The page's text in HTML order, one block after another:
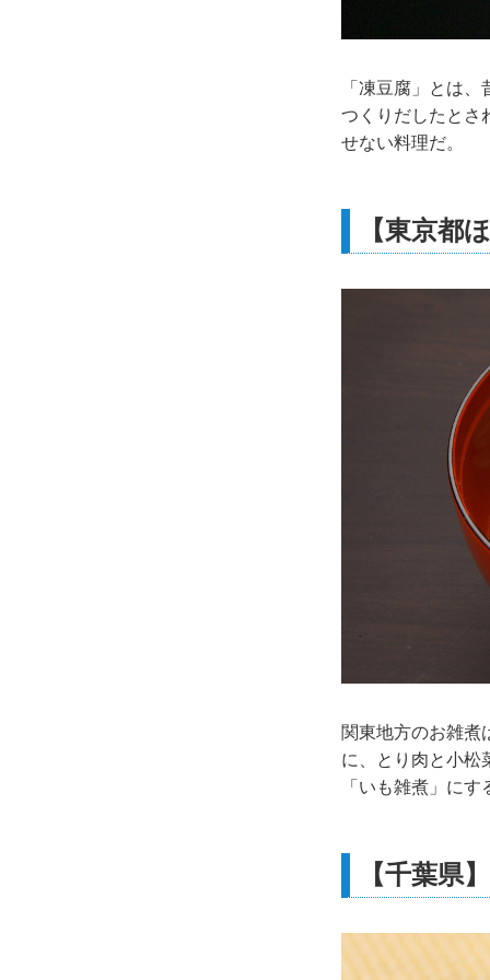
「凍豆腐」とは
つくりだしたとさ
せない料理だ。
【東京都
関東地方のお雑煮
に、とり肉と小松
「いも雑煮」に
【千葉県